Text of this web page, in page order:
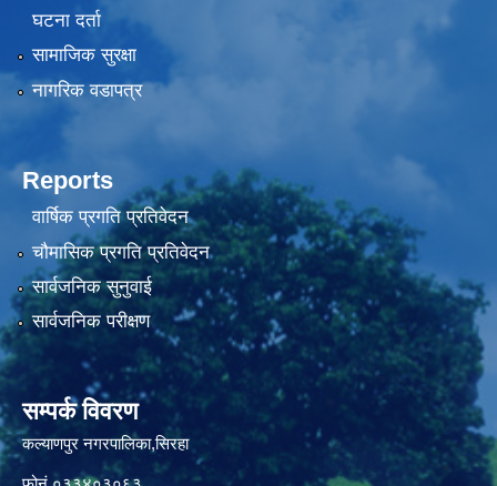
घटना दर्ता
सामाजिक सुरक्षा
नागरिक वडापत्र
Reports
वार्षिक प्रगति प्रतिवेदन
चौमासिक प्रगति प्रतिवेदन
सार्वजनिक सुनुवाई
सार्वजनिक परीक्षण
सम्पर्क विवरण
कल्याणपुर नगरपालिका,सिरहा